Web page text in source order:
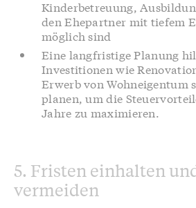
Kinderbetreuung,
den Ehepartner mit tiefem
möglich sind
Eine langfristige Planung
Investitionen wie
Erwerb von Wohneigentum
planen, um die
Jahre zu maximieren.
5. Fristen einhalten
vermeiden